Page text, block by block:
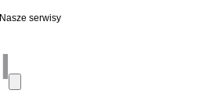
Nasze serwisy